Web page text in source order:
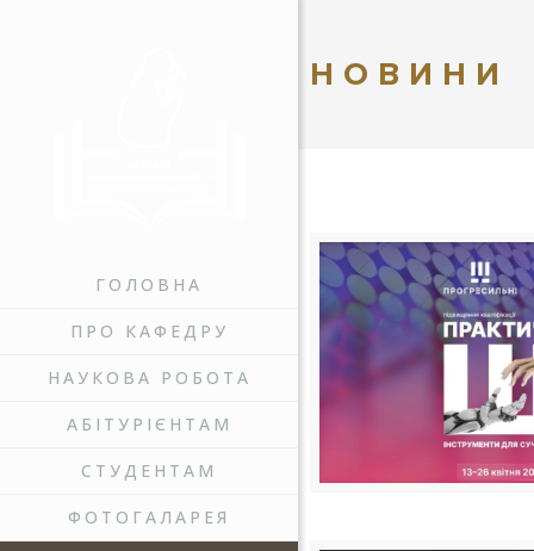
ГОЛОВНА
ПРО КАФЕДРУ
НАУКОВА РОБОТА
АБІТУРІЄНТАМ
СТУДЕНТАМ
ФОТОГАЛАРЕЯ
НОВИНИ